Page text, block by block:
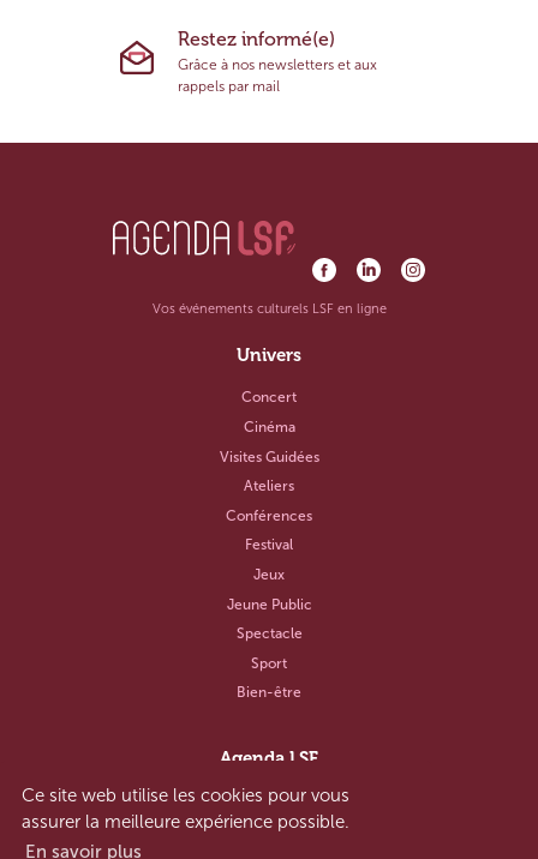
Ce site web utilise les cookies pour vous
assurer la meilleure expérience possible.
En savoir plus
Restez informé(e)
Grâce à nos newsletters et aux
rappels par mail
Vos événements culturels LSF en ligne
Univers
Concert
Cinéma
Visites Guidées
Ateliers
Conférences
Festival
Jeux
Jeune Public
Spectacle
Sport
Bien-être
Agenda LSF
Notre concept
Aide et contact